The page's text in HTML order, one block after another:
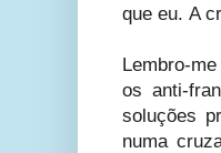
que eu. A
Lembro-
os anti-
soluções
numa